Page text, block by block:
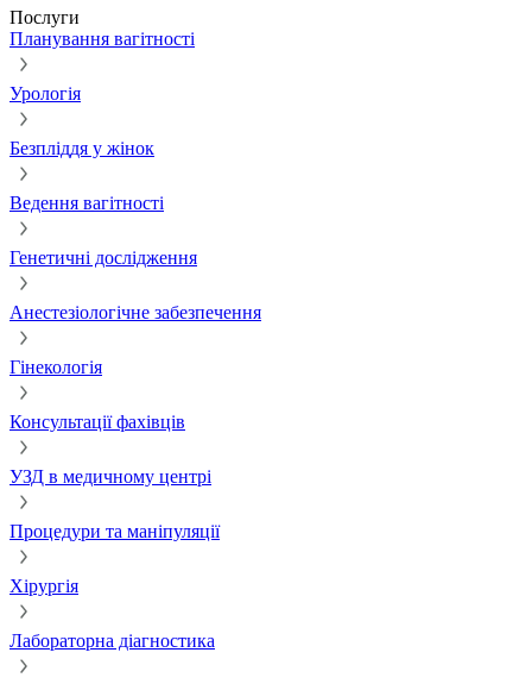
Послуги
Планування вагітності
Урологія
Безпліддя у жінок
Ведення вагітності
Генетичні дослідження
Анестезіологічне забезпечення
Гінекологія
Консультації фахівців
УЗД в медичному центрі
Процедури та маніпуляції
Хірургія
Лабораторна діагностика